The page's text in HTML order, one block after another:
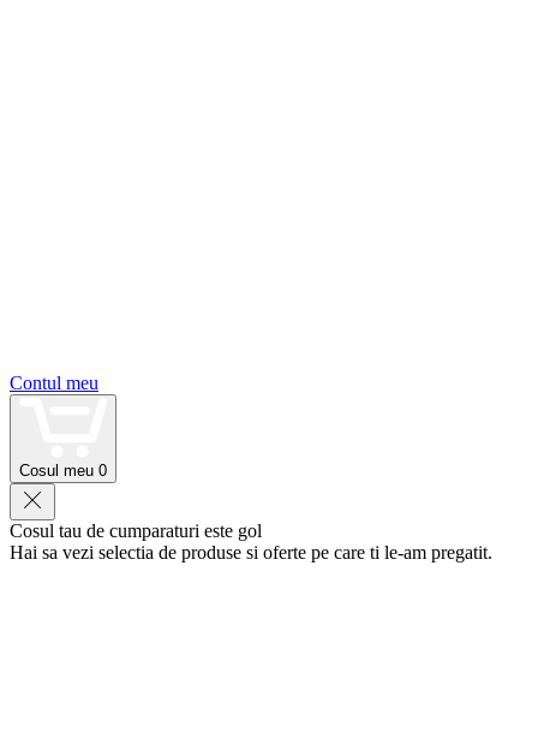
Contul meu
Cosul meu 0
Cosul tau de cumparaturi este gol
Hai sa vezi selectia de produse si oferte pe care ti le-am pregatit.